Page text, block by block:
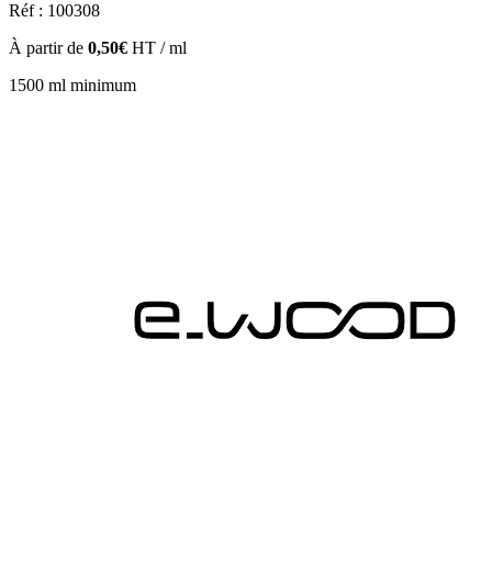
Réf : 100308
À partir de 0,50€ HT / ml
1500 ml minimum